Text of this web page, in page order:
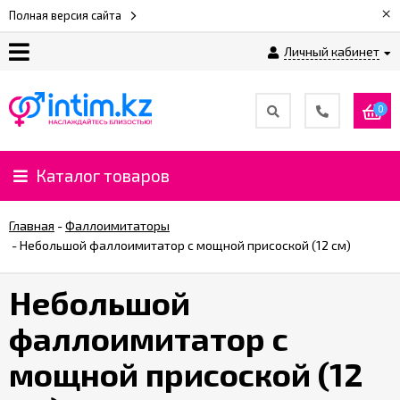
Полная версия сайта ×
Личный кабинет
нас
Доставка
и
⚡
%
CashBack
%
0
Каталог товаров
Главная -Фаллоимитаторы
-Небольшой фаллоимитатор с мощной присоской (12 см)
Небольшой
фаллоимитатор с
мощной присоской (12